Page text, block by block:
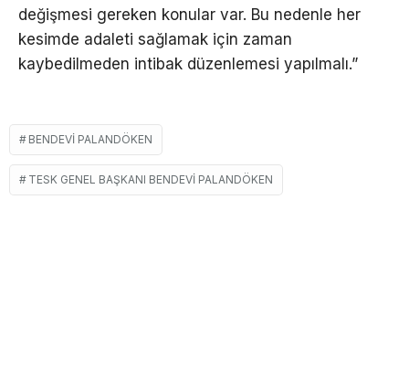
değişmesi gereken konular var. Bu nedenle her
kesimde adaleti sağlamak için zaman
kaybedilmeden intibak düzenlemesi yapılmalı.”
BENDEVI PALANDÖKEN
TESK GENEL BAŞKANI BENDEVI PALANDÖKEN